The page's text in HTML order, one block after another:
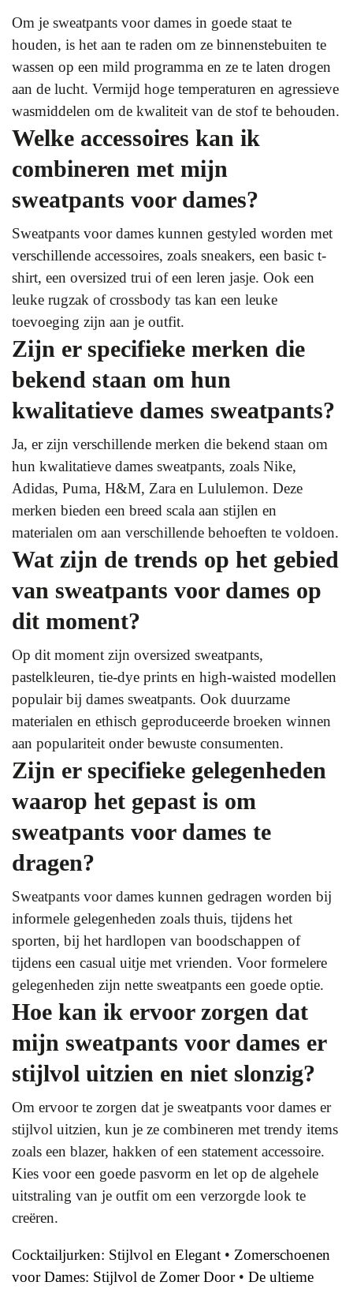
Om je sweatpants voor dames in goede staat te
houden, is het aan te raden om ze binnenstebuiten te
wassen op een mild programma en ze te laten drogen
aan de lucht. Vermijd hoge temperaturen en agressieve
wasmiddelen om de kwaliteit van de stof te behouden.
Welke accessoires kan ik
combineren met mijn
sweatpants voor dames?
Sweatpants voor dames kunnen gestyled worden met
verschillende accessoires, zoals sneakers, een basic t-
shirt, een oversized trui of een leren jasje. Ook een
leuke rugzak of crossbody tas kan een leuke
toevoeging zijn aan je outfit.
Zijn er specifieke merken die
bekend staan om hun
kwalitatieve dames sweatpants?
Ja, er zijn verschillende merken die bekend staan om
hun kwalitatieve dames sweatpants, zoals Nike,
Adidas, Puma, H&M, Zara en Lululemon. Deze
merken bieden een breed scala aan stijlen en
materialen om aan verschillende behoeften te voldoen.
Wat zijn de trends op het gebied
van sweatpants voor dames op
dit moment?
Op dit moment zijn oversized sweatpants,
pastelkleuren, tie-dye prints en high-waisted modellen
populair bij dames sweatpants. Ook duurzame
materialen en ethisch geproduceerde broeken winnen
aan populariteit onder bewuste consumenten.
Zijn er specifieke gelegenheden
waarop het gepast is om
sweatpants voor dames te
dragen?
Sweatpants voor dames kunnen gedragen worden bij
informele gelegenheden zoals thuis, tijdens het
sporten, bij het hardlopen van boodschappen of
tijdens een casual uitje met vrienden. Voor formelere
gelegenheden zijn nette sweatpants een goede optie.
Hoe kan ik ervoor zorgen dat
mijn sweatpants voor dames er
stijlvol uitzien en niet slonzig?
Om ervoor te zorgen dat je sweatpants voor dames er
stijlvol uitzien, kun je ze combineren met trendy items
zoals een blazer, hakken of een statement accessoire.
Kies voor een goede pasvorm en let op de algehele
uitstraling van je outfit om een verzorgde look te
creëren.
Cocktailjurken: Stijlvol en Elegant • Zomerschoenen
voor Dames: Stijlvol de Zomer Door• De ultieme